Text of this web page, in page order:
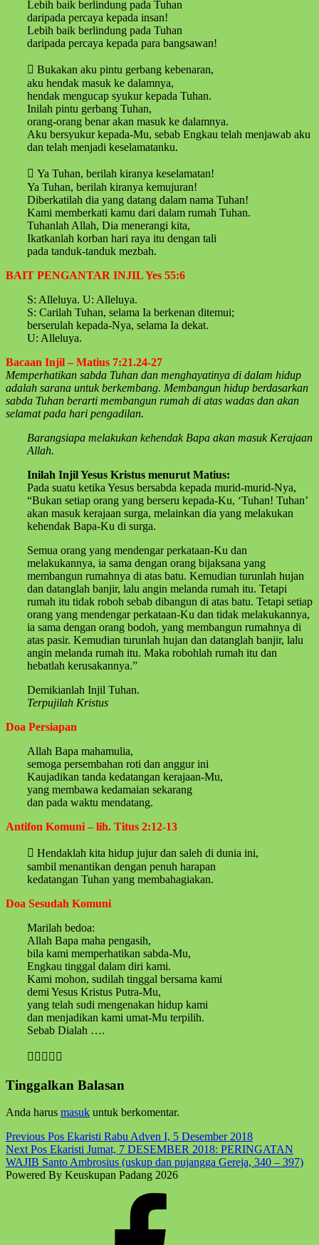
Lebih baik berlindung pada Tuhan
daripada percaya kepada insan!
Lebih baik berlindung pada Tuhan
daripada percaya kepada para bangsawan!
 Bukakan aku pintu gerbang kebenaran,
aku hendak masuk ke dalamnya,
hendak mengucap syukur kepada Tuhan.
Inilah pintu gerbang Tuhan,
orang-orang benar akan masuk ke dalamnya.
Aku bersyukur kepada-Mu, sebab Engkau telah menjawab aku
dan telah menjadi keselamatanku.
 Ya Tuhan, berilah kiranya keselamatan!
Ya Tuhan, berilah kiranya kemujuran!
Diberkatilah dia yang datang dalam nama Tuhan!
Kami memberkati kamu dari dalam rumah Tuhan.
Tuhanlah Allah, Dia menerangi kita,
Ikatkanlah korban hari raya itu dengan tali
pada tanduk-tanduk mezbah.
BAIT PENGANTAR INJIL Yes 55:6
S: Alleluya. U: Alleluya.
S: Carilah Tuhan, selama Ia berkenan ditemui;
berserulah kepada-Nya, selama Ia dekat.
U: Alleluya.
Bacaan Injil – Matius 7:21.24-27
Memperhatikan sabda Tuhan dan menghayatinya di dalam hidup
adalah sarana untuk berkembang. Membangun hidup berdasarkan
sabda Tuhan berarti membangun rumah di atas wadas dan akan
selamat pada hari pengadilan.
Barangsiapa melakukan kehendak Bapa akan masuk Kerajaan
Allah.
Inilah Injil Yesus Kristus menurut Matius:
Pada suatu ketika Yesus bersabda kepada murid-murid-Nya,
“Bukan setiap orang yang berseru kepada-Ku, ‘Tuhan! Tuhan’
akan masuk kerajaan surga, melainkan dia yang melakukan
kehendak Bapa-Ku di surga.
Semua orang yang mendengar perkataan-Ku dan
melakukannya, ia sama dengan orang bijaksana yang
membangun rumahnya di atas batu. Kemudian turunlah hujan
dan datanglah banjir, lalu angin melanda rumah itu. Tetapi
rumah itu tidak roboh sebab dibangun di atas batu. Tetapi setiap
orang yang mendengar perkataan-Ku dan tidak melakukannya,
ia sama dengan orang bodoh, yang membangun rumahnya di
atas pasir. Kemudian turunlah hujan dan datanglah banjir, lalu
angin melanda rumah itu. Maka robohlah rumah itu dan
hebatlah kerusakannya.”
Demikianlah Injil Tuhan.
Terpujilah Kristus
Doa Persiapan
Allah Bapa mahamulia,
semoga persembahan roti dan anggur ini
Kaujadikan tanda kedatangan kerajaan-Mu,
yang membawa kedamaian sekarang
dan pada waktu mendatang.
Antifon Komuni – lih. Titus 2:12-13
 Hendaklah kita hidup jujur dan saleh di dunia ini,
sambil menantikan dengan penuh harapan
kedatangan Tuhan yang membahagiakan.
Doa Sesudah Komuni
Marilah bedoa:
Allah Bapa maha pengasih,
bila kami memperhatikan sabda-Mu,
Engkau tinggal dalam diri kami.
Kami mohon, sudilah tinggal bersama kami
demi Yesus Kristus Putra-Mu,
yang telah sudi mengenakan hidup kami
dan menjadikan kami umat-Mu terpilih.
Sebab Dialah ….

Skip
back
to
main
navigation
Tinggalkan Balasan
Anda harus masuk untuk berkomentar.
Post
navigation
Previous Pos Ekaristi Rabu Adven I, 5 Desember 2018
Next Pos Ekaristi Jumat, 7 DESEMBER 2018: PERINGATAN
WAJIB Santo Ambrosius (uskup dan pujangga Gereja, 340 – 397)
Powered By Keuskupan Padang 2026